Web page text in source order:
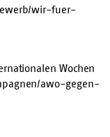
wir-fuer-
Wochen
awo-gegen-